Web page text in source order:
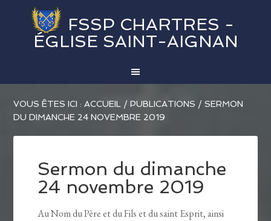
FSSP CHARTRES -
ÉGLISE SAINT-AIGNAN
VOUS ÊTES ICI :ACCUEIL / PUBLICATIONS / SERMON
DU DIMANCHE 24 NOVEMBRE 2019
Sermon du dimanche
24 novembre 2019
Au Nom du Père et du Fils et du saint Esprit, ainsi